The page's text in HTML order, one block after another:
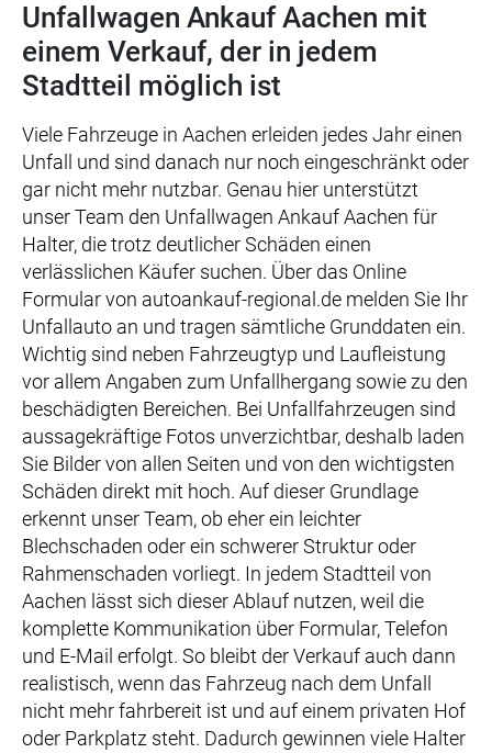
Unfallwagen Ankauf Aachen mit
einem Verkauf, der in jedem
Stadtteil möglich ist
Viele Fahrzeuge in Aachen erleiden jedes Jahr einen
Unfall und sind danach nur noch eingeschränkt oder
gar nicht mehr nutzbar. Genau hier unterstützt
unser Team den Unfallwagen Ankauf Aachen für
Halter, die trotz deutlicher Schäden einen
verlässlichen Käufer suchen. Über das Online
Formular von autoankauf-regional.de melden Sie Ihr
Unfallauto an und tragen sämtliche Grunddaten ein.
Wichtig sind neben Fahrzeugtyp und Laufleistung
vor allem Angaben zum Unfallhergang sowie zu den
beschädigten Bereichen. Bei Unfallfahrzeugen sind
aussagekräftige Fotos unverzichtbar, deshalb laden
Sie Bilder von allen Seiten und von den wichtigsten
Schäden direkt mit hoch. Auf dieser Grundlage
erkennt unser Team, ob eher ein leichter
Blechschaden oder ein schwerer Struktur oder
Rahmenschaden vorliegt. In jedem Stadtteil von
Aachen lässt sich dieser Ablauf nutzen, weil die
komplette Kommunikation über Formular, Telefon
und E-Mail erfolgt. So bleibt der Verkauf auch dann
realistisch, wenn das Fahrzeug nach dem Unfall
nicht mehr fahrbereit ist und auf einem privaten Hof
oder Parkplatz steht. Dadurch gewinnen viele Halter